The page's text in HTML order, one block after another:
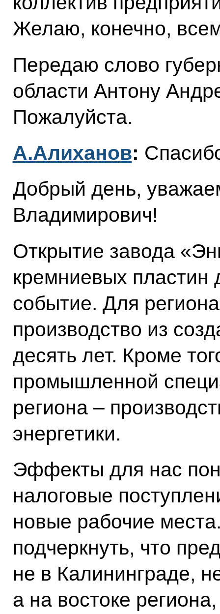
Желаю, конечно,
Передаю слово
области Антону
Пожалуйста.
А.Алиханов:
Добрый день,
Владимирович!
Открытие завода
кремниевых пластин
событие. Для
производство из
десять лет. Кроме
промышленной
региона –
энергетики.
Эффекты для нас
налоговые
новые рабочие
подчеркнуть, что
не в Калининграде,
а на востоке